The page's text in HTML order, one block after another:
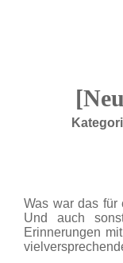
Was war das für
Und auch
Erinnerungen